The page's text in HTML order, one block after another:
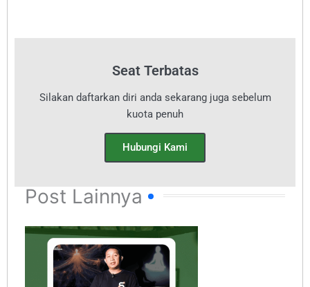
Seat Terbatas
Silakan daftarkan diri anda sekarang juga sebelum
kuota penuh
Hubungi Kami
Post Lainnya